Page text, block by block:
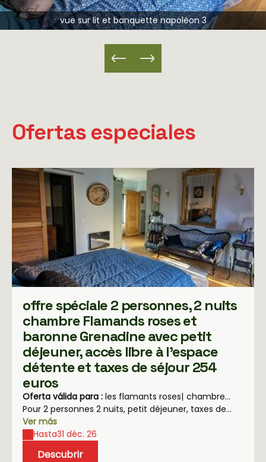
vue sur lit et banquette napoléon 3
Ofertas especiales
offre spéciale 2 personnes, 2 nuits
chambre Flamands roses et
baronne Grenadine avec petit
déjeuner, accès libre à l'espace
détente et taxes de séjour 254
euros
Oferta válida para : les flamants roses| chambre
Baronne Grenadine
Pour 2 personnes 2 nuits, petit déjeuner, taxes de
séjour, accès libre à l'espace détente 254 euros;
Ver más
Hasta31 déc. 26
Descubrir